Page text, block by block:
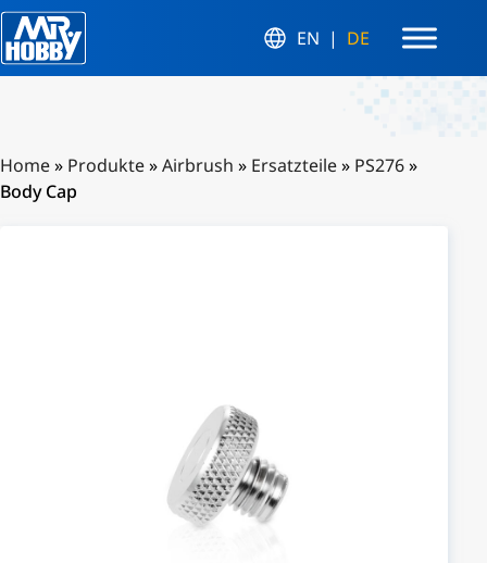
EN DE
Home» Produkte»Airbrush » Ersatzteile» PS276»
Body Cap